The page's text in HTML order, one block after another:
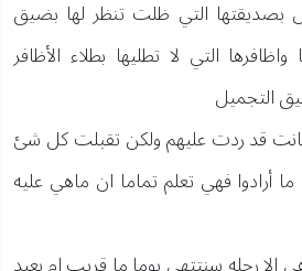
بصديقتها التي ظلت تنظر لها بضيق
التي لا تطليها بطلاء الأظافر
التجميل
لكانت قد ردت عليهم ولكن تقبلت كل شئ
أرادوا فهي تعلم تماما ان ماهي عليه